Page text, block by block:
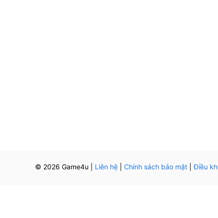
© 2026 Game4u Liên hệ Chính sách bảo mật |Điều